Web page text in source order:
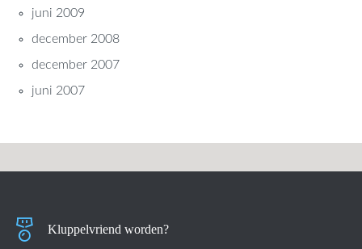
juni 2009
december 2008
december 2007
juni 2007
Kluppelvriend worden?